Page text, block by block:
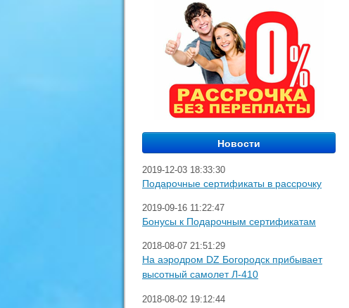
2019-12-03 18:33:30
Подарочные сертификаты в рассрочку
2019-09-16 11:22:47
Бонусы к Подарочным сертификатам
2018-08-07 21:51:29
На аэродром DZ Богородск прибывает
высотный самолет Л-410
2018-08-02 19:12:44